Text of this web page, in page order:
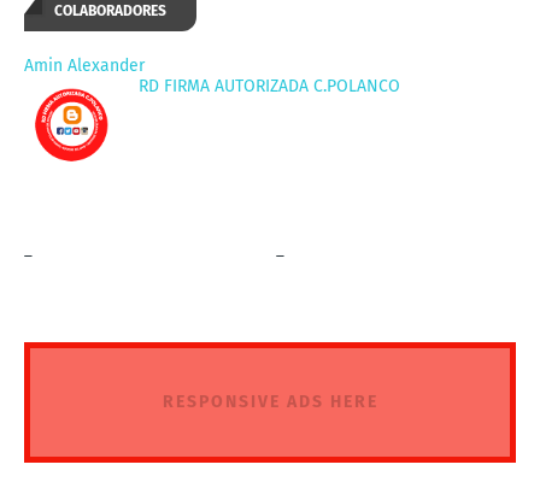
COLABORADORES
Amin Alexander
RD FIRMA AUTORIZADA C.POLANCO
RESPONSIVE ADS HERE